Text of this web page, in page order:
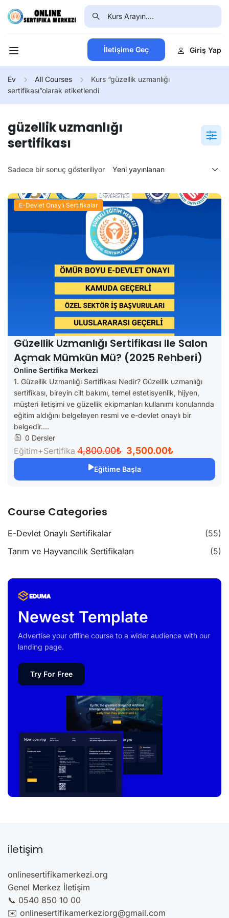
İletişime Geç Giriş Yap
Ev All Courses
Kurs “güzellik uzmanlığı
sertifikası”olarak etiketlendi
güzellik uzmanlığı
sertifikası
Sadece bir sonuç gösteriliyor
E-Devlet Onaylı Sertifikalar
Güzellik Uzmanlığı Sertifikası Ile Salon
Açmak Mümkün Mü? (2025 Rehberi)
Online Sertifika Merkezi
1. Güzellik Uzmanlığı Sertifikası Nedir? Güzellik uzmanlığı
sertifikası, bireyin cilt bakımı, temel estetisyenlik, hijyen,
müşteri iletişimi ve güzellik ekipmanları kullanımı konularında
eğitim aldığını belgeleyen resmi ve e-devlet onaylı bir
belgedir....
0 Dersler
Eğitim+Sertifika 4,800.00₺ 3,500.00₺
Eğitime Başla
Course Categories
E-Devlet Onaylı Sertifikalar
(55)
Tarım ve Hayvancılık Sertifikaları
(5)
Newest Template
Advertise your offline course to a wider audience with our
landing page.
Try For Free
iletişim
onlinesertifikamerkezi.org
Genel Merkez İletişim
📞 0540 850 10 00
✉️ onlinesertifikamerkeziorg@gmail.com